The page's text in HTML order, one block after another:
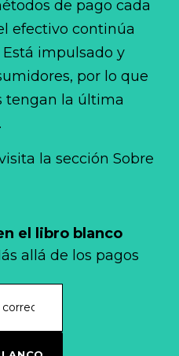
el libro blanco
allá de los pagos
de pago cada
efectivo continúa
impulsado y
por lo que
tengan la última
la sección Sobre